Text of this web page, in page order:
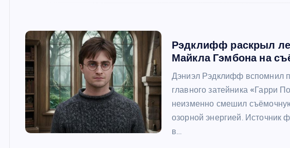
Рэдклифф раскрыл
Майкла Гэмбона на
Дэниэл Рэдклифф вспомнил
главного затейника «Гарри
неизменно смешил
озорной энергией.
в…